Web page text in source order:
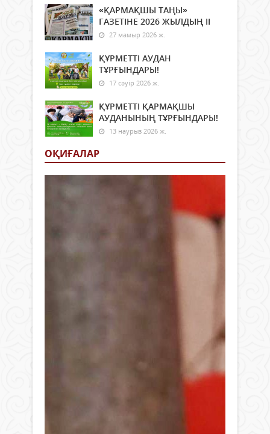
«ҚАРМАҚШЫ ТАҢЫ»
ГАЗЕТІНЕ 2026 ЖЫЛДЫҢ ІI
27 мамыр 2026 ж.
ҚҰРМЕТТІ АУДАН
ТҰРҒЫНДАРЫ!
17 сәуір 2026 ж.
ҚҰРМЕТТІ ҚАРМАҚШЫ
АУДАНЫНЫҢ ТҰРҒЫНДАРЫ!
13 наурыз 2026 ж.
ОҚИҒАЛАР